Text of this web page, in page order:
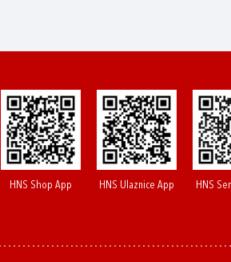
HNS Shop App HNS Ulaznice App HNS